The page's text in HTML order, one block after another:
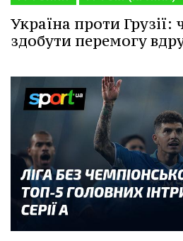
Україна проти
здобути перемогу